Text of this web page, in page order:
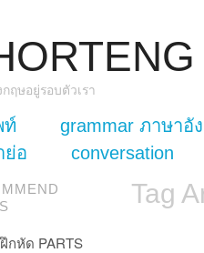
ฤษอยู่รอบตัวเรา
Menu
content
ท์ grammar ภาษาอั
ย่อ
conversation
Tag
กหัด PARTS